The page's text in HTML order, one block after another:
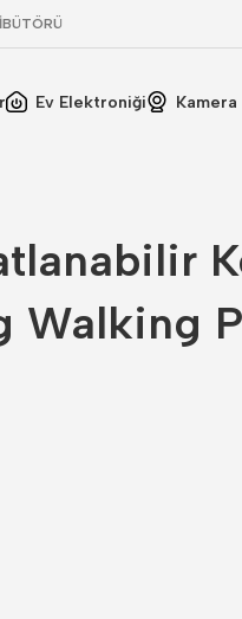
Ev Elektroniği
Walking